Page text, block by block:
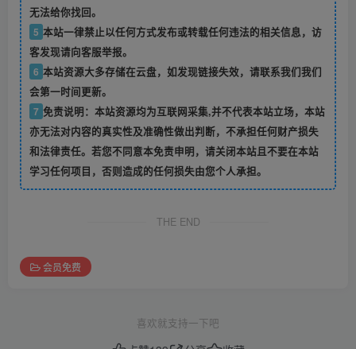
无法给你找回。
5 本站一律禁止以任何方式发布或转载任何违法的相关信息，访
客发现请向客服举报。
6 本站资源大多存储在云盘，如发现链接失效，请联系我们我们
会第一时间更新。
7 免责说明：本站资源均为互联网采集,并不代表本站立场，本站
亦无法对内容的真实性及准确性做出判断，不承担任何财产损失
和法律责任。若您不同意本免责申明，请关闭本站且不要在本站
学习任何项目，否则造成的任何损失由您个人承担。
THE END
会员免费
喜欢就支持一下吧